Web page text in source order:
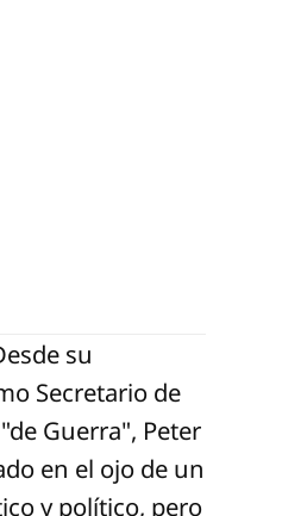
su
Secretario de
Guerra", Peter
en el ojo de un
y político, pero